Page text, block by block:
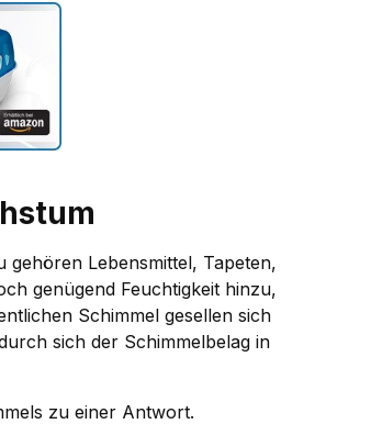
gehören Lebensmittel, Tapeten,
genügend Feuchtigkeit hinzu,
Schimmel gesellen sich
sich der Schimmelbelag in
zu einer Antwort.